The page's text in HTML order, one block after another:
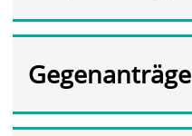
Gegenanträge